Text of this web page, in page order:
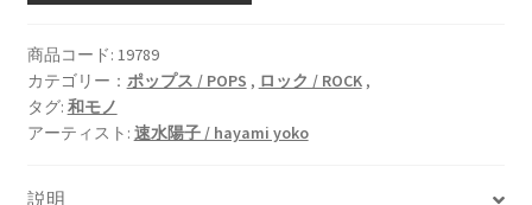
メ
ン
タ
ル
商品コード: 19789
カテゴリー： ポップス / POPS , ロック / ROCK,
タグ: 和モノ
アーティスト: 速水陽子 / hayami yoko
説明